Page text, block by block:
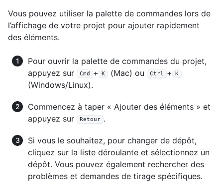
Vous pouvez utiliser la palette de commandes lors de
l’affichage de votre projet pour ajouter rapidement
des éléments.
Pour ouvrir la palette de commandes du projet,
appuyez sur
Cmd + K (Mac) ou Ctrl + K
(Windows/Linux).
Commencez à taper « Ajouter des éléments » et
appuyez sur
Retour .
Si vous le souhaitez, pour changer de dépôt,
cliquez sur la liste déroulante et sélectionnez un
dépôt. Vous pouvez également rechercher des
problèmes et demandes de tirage spécifiques.